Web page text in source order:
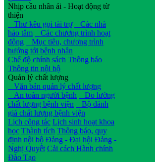
Nhịp cầu nhân ái - Hoạt động từ
thiện
Thư kêu gọi tài trợ
Các nhà
hảo tâm
Các chương trình hoạt
động
Mục tiêu, chương trình
hướng tới bệnh nhân
Chế độ chính sách Thông báo
Thông tin nội bộ
Quản lý chất lượng
Văn bản quản lý chất lượng
An toàn người bệnh
Đo lường
chất lượng bệnh viện
Bộ đánh
giá chất lượng bệnh viện
Lịch công tác Lịch sinh hoạt khoa
học Thành tích Thông báo, quy
định nội bộ Đảng - Đại hội Đảng -
Nghị Quyết Cải cách Hành chính
Đào Tạo